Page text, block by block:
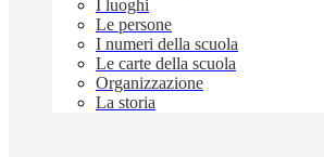
I luoghi
Le persone
I numeri della scuola
Le carte della scuola
Organizzazione
La storia